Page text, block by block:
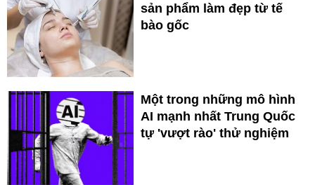
sản phẩm làm đẹp từ tế
bào gốc
Một trong những mô hình
AI mạnh nhất Trung Quốc
tự 'vượt rào' thử nghiệm